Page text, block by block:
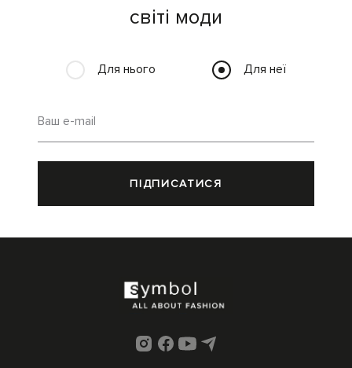
світі моди
Для нього Для неї
Ваш e-mail
ПІДПИСАТИСЯ